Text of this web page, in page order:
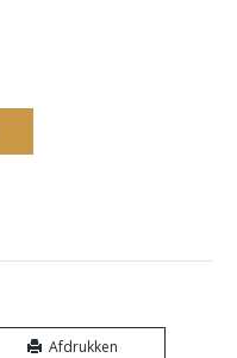
Afdrukken